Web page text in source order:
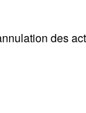
des